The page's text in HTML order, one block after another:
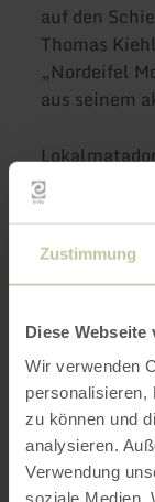
Zustimmung
Diese Webseite
Wir verwenden
personalisieren,
zu können und
analysieren.
Verwendung
soziale Medien,
auf den
Thomas
„Nordeifel
aus seinem
aktuellen
Handlung
humorvollen
Diamanten“
beweist ein
Das
Blick hinter
sonst